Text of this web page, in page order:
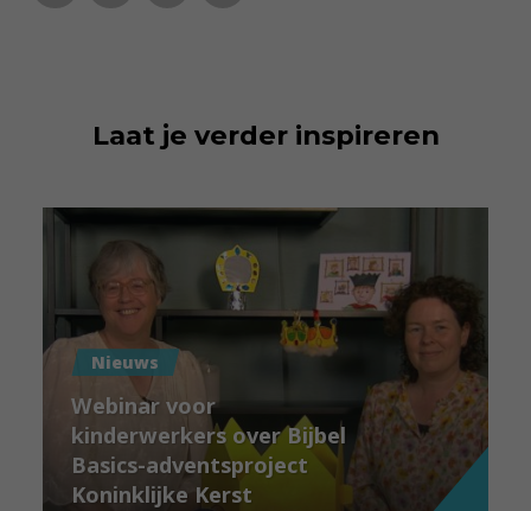
Laat je verder inspireren
Nieuws
Webinar voor
kinderwerkers over Bijbel
Basics-adventsproject
Koninklijke Kerst